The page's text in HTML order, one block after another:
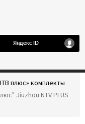
плюс» комплекты
Jiuzhou NTV PLUS